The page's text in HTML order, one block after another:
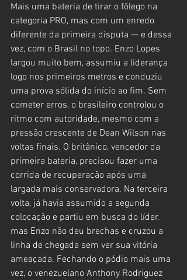
Mais uma bateria de tirar o fôlego na
categoria PRO, mas com um enredo
diferente da primeira disputa — e dessa
vez, com o Brasil no topo. Enzo Lopes
largou muito bem, assumiu a liderança
logo nos primeiros metros e conduziu
uma prova sólida do início ao fim. Sem
cometer erros, o brasileiro controlou o
ritmo com autoridade, mesmo com a
pressão crescente de Dean Wilson nas
voltas finais. O britânico, vencedor da
primeira bateria, precisou fazer uma
corrida de recuperação após uma
largada mais conservadora. Na terceira
volta, já havia assumido a segunda
colocação e partiu em busca do líder,
mas Enzo não deu brechas e cruzou a
linha de chegada sem ver sua vitória
ameaçada. Fechando o pódio mais uma
vez, o venezuelano Anthony Rodriguez